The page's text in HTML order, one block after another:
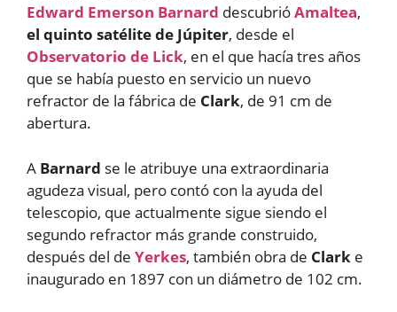
Edward Emerson Barnard descubrióAmaltea,
el quinto satélite de Júpiter, desde el
Observatorio de Lick, en el que hacía tres años
que se había puesto en servicio un nuevo
refractor de la fábrica de Clark, de 91 cm de
abertura.
A Barnard se le atribuye una extraordinaria
agudeza visual, pero contó con la ayuda del
telescopio, que actualmente sigue siendo el
segundo refractor más grande construido,
después del de Yerkes, también obra de Clark e
inaugurado en 1897 con un diámetro de 102 cm.